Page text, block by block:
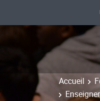
Accueil